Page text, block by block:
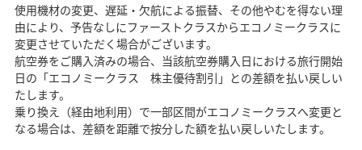
使用機材の変更、遅延・欠航による振替、その他やむを得ない理
由により、予告なしにファーストクラスからエコノミークラスに
変更させていただく場合がございます。
航空券をご購入済みの場合、当該航空券購入日における旅行開始
日の「エコノミークラス 株主優待割引」との差額を払い戻しい
たします。
乗り換え（経由地利用）で一部区間がエコノミークラスへ変更と
なる場合は、差額を距離で按分した額を払い戻しいたします。